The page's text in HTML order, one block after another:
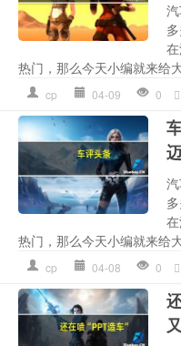
热门，那么今天小编就来给
cp 04-09 0
热门，那么今天小编就来给
cp 04-08 0